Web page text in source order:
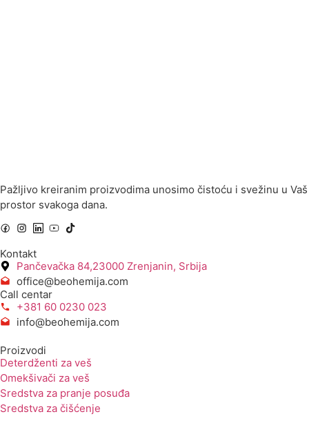
Pažljivo kreiranim proizvodima unosimo čistoću i svežinu u Vaš
prostor svakoga dana.
Kontakt
Pančevačka 84,23000 Zrenjanin, Srbija
office@beohemija.com
Call centar
+381 60 0230 023
info@beohemija.com
Proizvodi
Deterdženti za veš
Omekšivači za veš
Sredstva za pranje posuđa
Sredstva za čišćenje